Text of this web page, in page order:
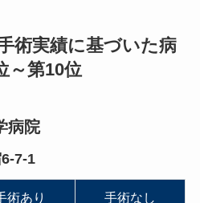
術実績に基づいた病
～第10位
病院
7-1
術あり 手術なし